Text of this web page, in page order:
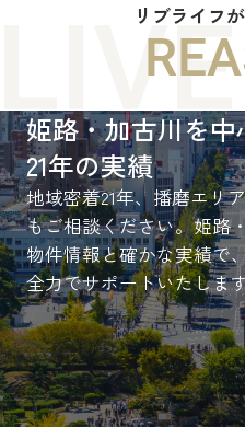
リブライフ
姫路・加古川を
21年の実績
地域密着21年、播磨エリ
もご相談ください。姫路
物件情報と確かな実績で
全力でサポートいたしま